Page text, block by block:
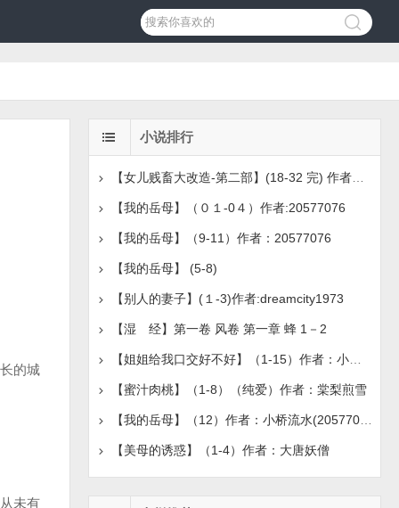
的城
未有
小说排行
【女儿贱畜大改造-第二部】(18-32 完) 作者：无名
【我的岳母】（０１-0４）作者:20577076
【我的岳母】（9-11）作者：20577076
【我的岳母】 (5-8)
【别人的妻子】(１-3)作者:dreamcity1973
【湿 经】第一卷 风卷 第一章 蜂 1－2
【姐姐给我口交好不好】（1-15）作者：小正林媛
【蜜汁肉桃】（1-8）（纯爱）作者：棠梨煎雪
【我的岳母】（12）作者：小桥流水(20577076)
【美母的诱惑】（1-4）作者：大唐妖僧